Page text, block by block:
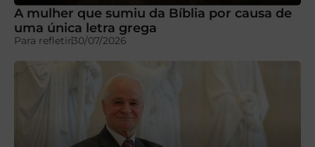
A mulher que sumiu da Bíblia por causa de
uma única letra grega
Para refletir30/07/2026